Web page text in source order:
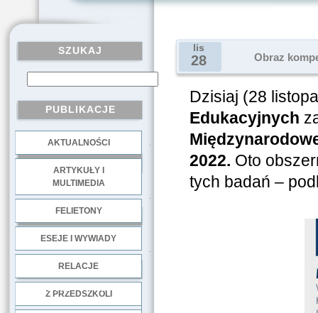
SZUKAJ
PUBLIKACJE
AKTUALNOŚCI
ARTYKUŁY I
MULTIMEDIA
FELIETONY
ESEJE I WYWIADY
RELACJE
Z PRZEDSZKOLI
lis
28 Obraz
Dzisiaj (28
Edukacyjnych
2022. Oto
tych badań –